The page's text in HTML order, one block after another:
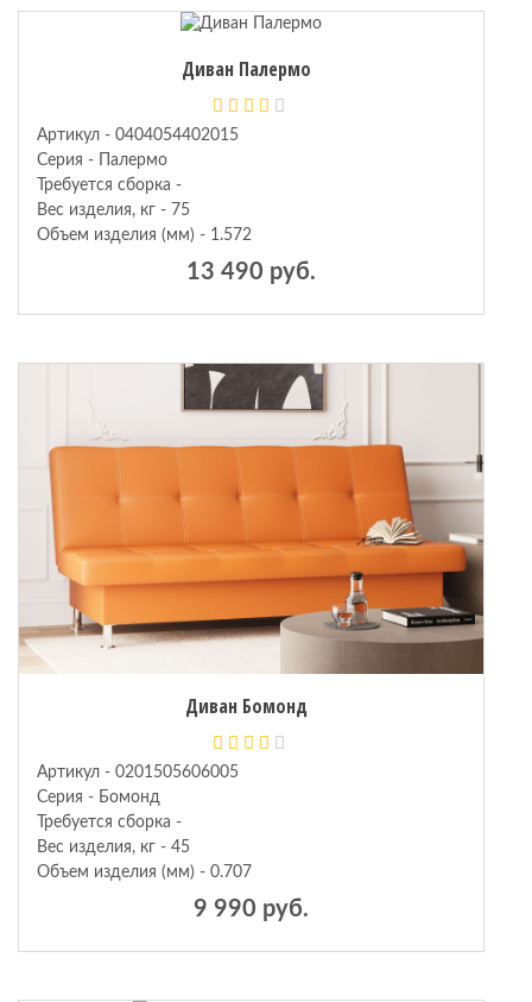
Диван Палермо
Артикул - 0404054402015
Серия - Палермо
Требуется сборка -
Вес изделия, кг - 75
Объем изделия (мм) - 1.572
13 490 руб.
Диван Бомонд
Артикул - 0201505606005
Серия - Бомонд
Требуется сборка -
Вес изделия, кг - 45
Объем изделия (мм) - 0.707
9 990 руб.